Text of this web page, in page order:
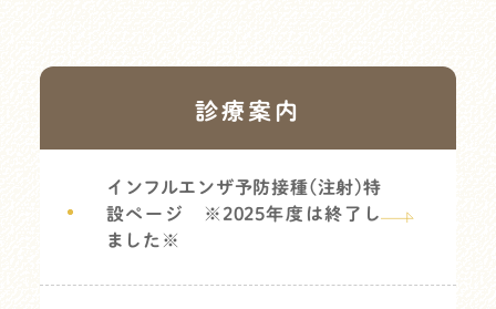
診療案内
インフルエンザ予防接種(注射)特
設ページ ※2025年度は終了し
ました※